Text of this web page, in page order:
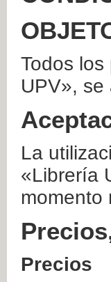
Todos
UPV»,
La
«Librería
momento
Precios